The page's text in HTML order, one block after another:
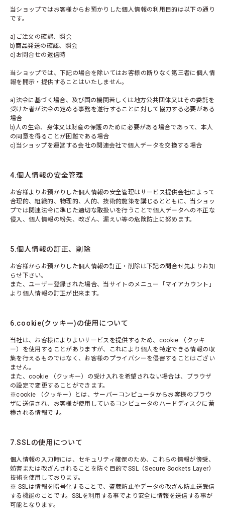
当ショップではお客様からお預かりした個人情報の利用目的は以下の通り
です。
a)ご注文の確認、照会
b)商品発送の確認、照会
c)お問合せの返信時
当ショップでは、下記の場合を除いてはお客様の断りなく第三者に個人情
報を開示・提供することはいたしません。
a)法令に基づく場合、及び国の機関若しくは地方公共団体又はその委託を
受けた者が法令の定める事務を遂行することに対して協力する必要がある
場合
b)人の生命、身体又は財産の保護のために必要がある場合であって、本人
の同意を得ることが困難である場合
c)当ショップを運営する会社の関連会社で個人データを交換する場合
4.個人情報の安全管理
お客様よりお預かりした個人情報の安全管理はサービス提供会社によって
合理的、組織的、物理的、人的、技術的施策を講じるとともに、当ショッ
プでは関連法令に準じた適切な取扱いを行うことで個人データへの不正な
侵入、個人情報の紛失、改ざん、漏えい等の危険防止に努めます。
5.個人情報の訂正、削除
お客様からお預かりした個人情報の訂正・削除は下記の問合せ先よりお知
らせ下さい。
また、ユーザー登録された場合、当サイトのメニュー「マイアカウント」
より個人情報の訂正が出来ます。
6.cookie(クッキー)の使用について
当社は、お客様によりよいサービスを提供するため、cookie （クッキ
ー）を使用することがありますが、これにより個人を特定できる情報の収
集を行えるものではなく、お客様のプライバシーを侵害することはござい
ません。
また、cookie （クッキー）の受け入れを希望されない場合は、ブラウザ
の設定で変更することができます。
※cookie （クッキー）とは、サーバーコンピュータからお客様のブラウ
ザに送信され、お客様が使用しているコンピュータのハードディスクに蓄
積される情報です。
7.SSLの使用について
個人情報の入力時には、セキュリティ確保のため、これらの情報が傍受、
妨害または改ざんされることを防ぐ目的でSSL（Secure Sockets Layer）
技術を使用しております。
※ SSLは情報を暗号化することで、盗聴防止やデータの改ざん防止送受信
する機能のことです。SSLを利用する事でより安全に情報を送信する事が
可能となります。